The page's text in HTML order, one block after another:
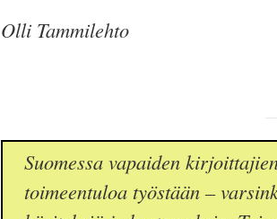
Olli Tammilehto
Suomessa vapaiden
toimeentuloa työstään –